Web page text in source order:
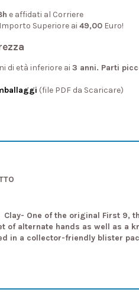
e affidati al Corriere
Superiore ai 49,00 Euro!
di età inferiore ai 3 anni. Parti
(file PDF da Scaricare)
Clay- One of the original
alternate hands as well as a
in a collector-friendly blister